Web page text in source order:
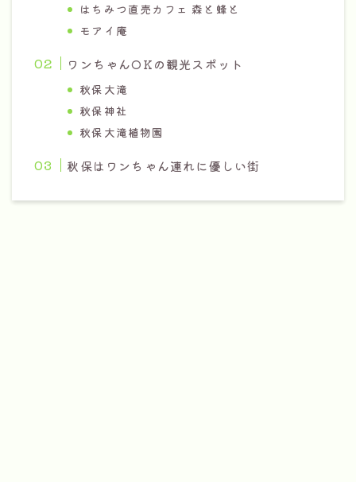
はちみつ直売カフェ 森と蜂と
モアイ庵
ワンちゃんOKの観光スポット
秋保大滝
秋保神社
秋保大滝植物園
秋保はワンちゃん連れに優しい街